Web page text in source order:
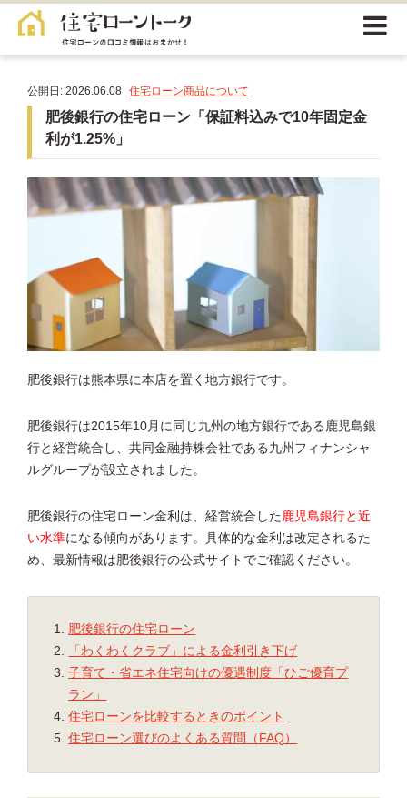
公開日: 2026.06.08 住宅ローン商品について
肥後銀行の住宅ローン「保証料込みで10年固定金
利が1.25%」
肥後銀行は熊本県に本店を置く地方銀行です。
肥後銀行は2015年10月に同じ九州の地方銀行である鹿児島銀
行と経営統合し、共同金融持株会社である九州フィナンシャ
ルグループが設立されました。
肥後銀行の住宅ローン金利は、経営統合した 鹿児島銀行と近
い水準になる傾向があります。具体的な金利は改定されるた
め、最新情報は肥後銀行の公式サイトでご確認ください。
肥後銀行の住宅ローン
「わくわくクラブ」による金利引き下げ
子育て・省エネ住宅向けの優遇制度「ひご優育プ
ラン」
住宅ローンを比較するときのポイント
住宅ローン選びのよくある質問（FAQ）